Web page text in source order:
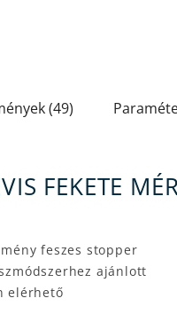
(49)
FEKETE
feszes stopper
ajánlott
elérhető